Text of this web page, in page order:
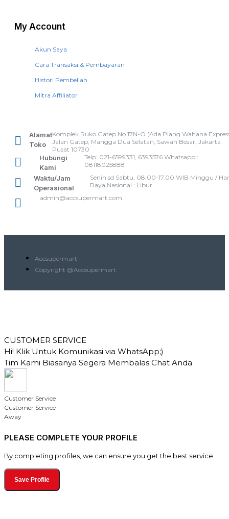
My Account
Akun Saya
Cara Transaksi & Pembayaran
Histori Pembelian
Mitra Affiliator
Alamat
Toko
Komplek Ruko Gatep No.17N-O (Ada Plang Wahana
Jalan Gatep, Mangga Dua Selatan, Sawah Besar, Jakarta
Pusat 10730
Hubungi
Kami
Telp: 021-6599331, 6393576 Whatsapp :
08118025888
Waktu/Jam
Operasional
Senin sd Sabtu, 08.00-17.00 WIB Minggu /
Raya Nasional : Libur
admin@accsupermart.com
Accsupermart
Copyright @Accsupermart
CUSTOMER SERVICE
Hi! Klik Untuk Komunikasi via WhatsApp;)
Tim Kami Biasanya Segera Membalas Chat Anda
Customer Service
Customer Service
Away
PLEASE COMPLETE YOUR PROFILE
By completing profiles, we can ensure you get the best service
Save Profile